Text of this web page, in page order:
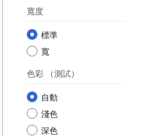
寬度
標準
寬
色彩 （測試）
自動
淺色
深色